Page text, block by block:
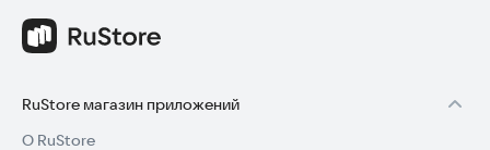
RuStore магазин приложений
О RuStore